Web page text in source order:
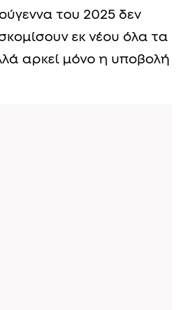
του 2025 δεν
εκ νέου όλα τα
αρκεί μόνο η υποβολή